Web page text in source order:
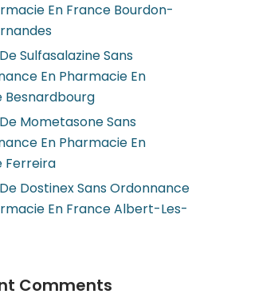
En France Bourdon-
Sulfasalazine Sans
En Pharmacie En
Besnardbourg
Mometasone Sans
En Pharmacie En
Ferreira
Dostinex Sans Ordonnance
En France Albert-Les-
Comments